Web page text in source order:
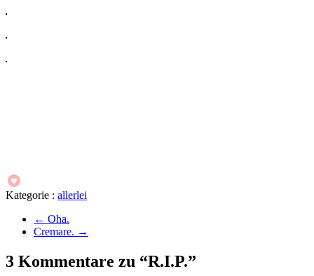
Kategorie : allerlei
← Oha.
Cremare. →
3 Kommentare zu “R.I.P.”